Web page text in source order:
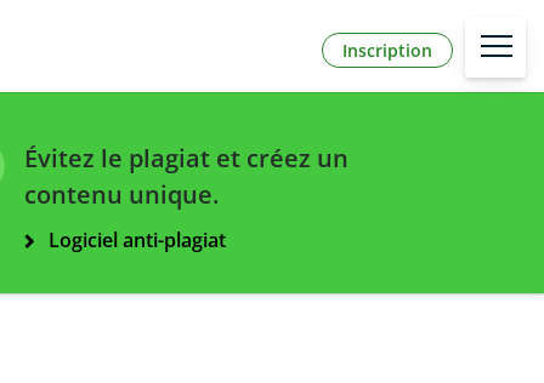
Inscription
Évitez le plagiat et créez un
contenu unique.
Logiciel anti-plagiat